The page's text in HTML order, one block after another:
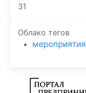
31
Облако тегов
мероприятия